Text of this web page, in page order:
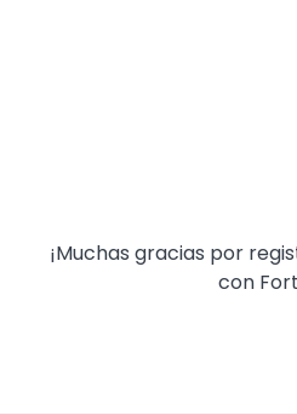
Text
¡Muchas gracias por
con